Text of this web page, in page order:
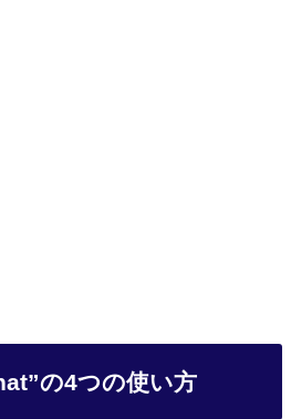
の4つの使い方